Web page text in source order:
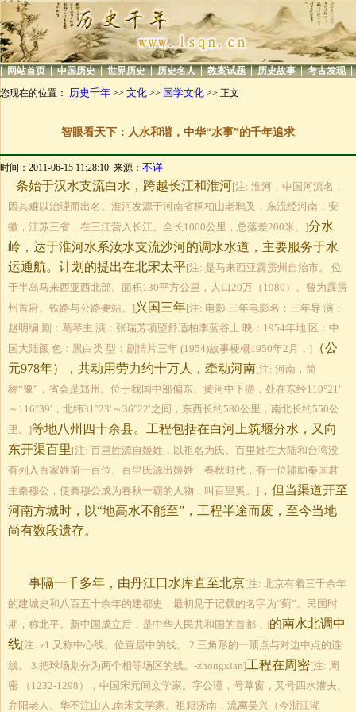
| 网站首页 | 中国历史 | 世界历史 | 历史名人 | 教案试题 | 历史故事 | 考古发现 |
您现在的位置： 历史千年 >> 文化 >> 国学文化 >> 正文
智眼看天下：人水和谐，中华“水事”的千年追求
时间：2011-06-15 11:28:10 来源： 不详
条始于汉水支流白水，跨越长江和淮河[注: 淮河，中国河流名，
因其难以治理而出名。淮河发源于河南省桐柏山老鸦叉，东流经河南，安
徽，江苏三省，在三江营入长江。全长1000公里，总落差200米。]分水
岭，达于淮河水系汝水支流沙河的调水水道，主要服务于水
运通航。计划的提出在北宋太平[注: 是马来西亚霹雳州自治市。 位
于半岛马来西亚西北部。面积130平方公里，人口20万（1980）。曾为霹雳
州首府。铁路与公路要站。]兴国三年[注: 电影 三年电影名：三年导 演：
赵明编 剧：葛琴主 演：张瑞芳项埅舒适柏李蓝谷上 映：1954年地 区：中
国大陆颜 色：黑白类 型：剧情片三年 (1954)故事梗概1950年2月，] （公
元978年），共动用劳力约十万人，牵动河南[注: 河南，简
称“豫”，省会是郑州。位于我国中部偏东、黄河中下游，处在东经110°21′
～116°39′，北纬31°23′～36°22′之间，东西长约580公里，南北长约550公
里。]等地八州四十余县。工程包括在白河上筑堰分水，又向
东开渠百里 [注: 百里姓源自姬姓，以祖名为氏。百里姓在大陆和台湾没
有列入百家姓前一百位。百里氏源出姬姓，春秋时代，有一位辅助秦国君
主秦穆公，使秦穆公成为春秋一霸的人物，叫百里奚。] ，但当渠道开至
河南方城时，以“地高水不能至”，工程半途而废，至今当地
尚有数段遗存。
事隔一千多年，由丹江口水库直至北京[注: 北京有着三千余年
的建城史和八百五十余年的建都史，最初见于记载的名字为“蓟”。民国时
期，称北平。新中国成立后，是中华人民共和国的首都，]的南水北调中
线[注: z1.又称中心线。位置居中的线。 2.三角形的一顶点与对边中点的连
线。 3.把球场划分为两个相等场区的线。-zhongxian]工程在周密[注: 周
密 （1232-1298），中国宋元间文学家。字公谨，号草窗，又号四水潜夫、
弁阳老人、华不注山人,南宋文学家。祖籍济南，流寓吴兴（今浙江湖